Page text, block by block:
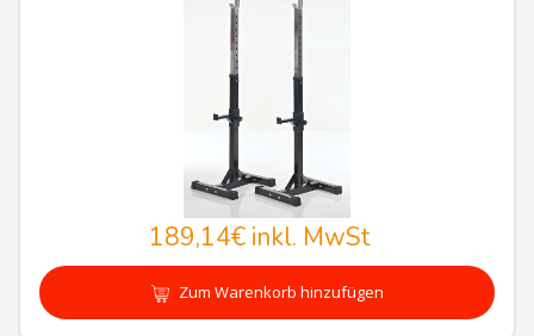
189,14€inkl. MwSt
Zum Warenkorb hinzufügen